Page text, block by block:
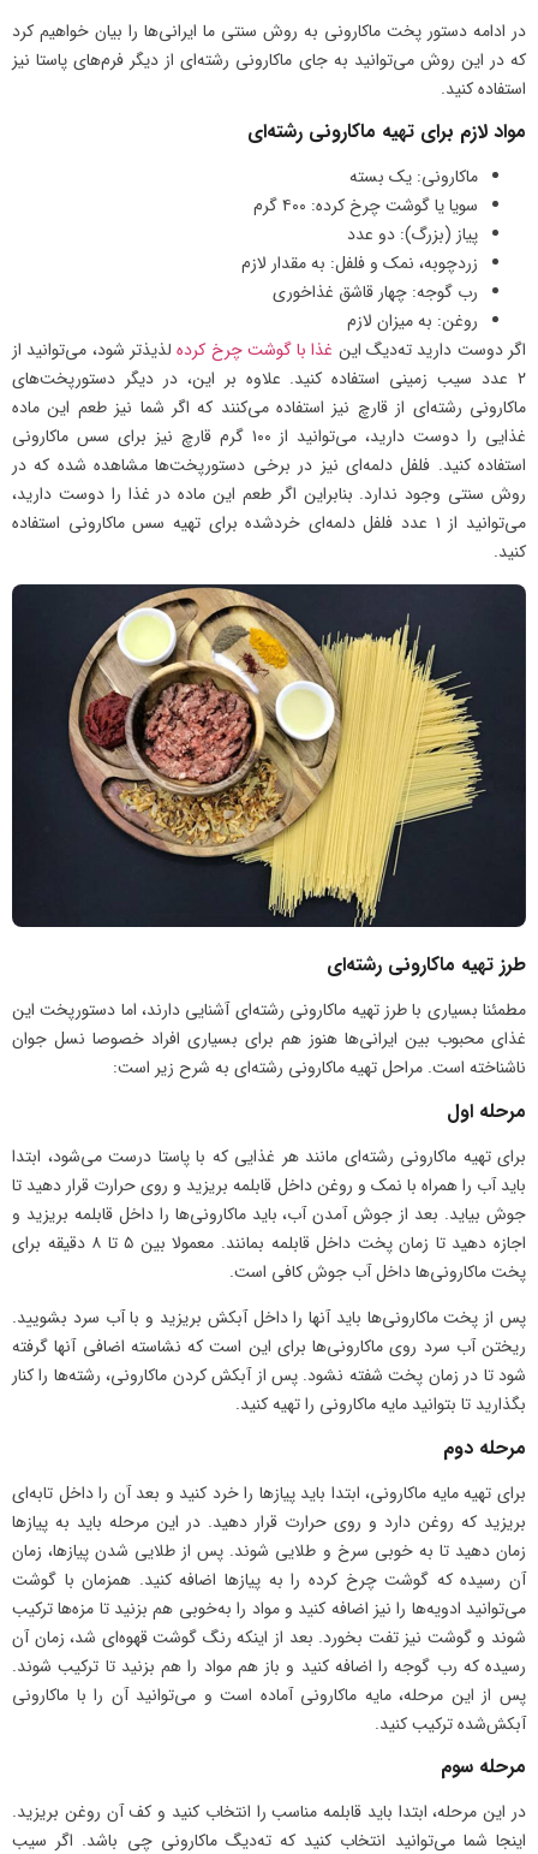
در ادامه دستور پخت ماکارونی به روش سنتی ما ایرانی‌ها را بیان خواهیم کرد
که در این روش می‌توانید به جای ماکارونی رشته‌ای از دیگر فرم‌های پاستا نیز
استفاده کنید.
مواد لازم برای تهیه ماکارونی رشته‌ای
ماکارونی: یک بسته
سویا یا گوشت چرخ کرده: ۴۰۰ گرم
پیاز (بزرگ): دو عدد
زردچوبه، نمک و فلفل: به مقدار لازم
رب گوجه: چهار قاشق غذاخوری
روغن: به میزان لازم
اگر دوست دارید ته‌دیگ این غذا با گوشت چرخ کردهلذیذتر شود، می‌توانید از
۲ عدد سیب زمینی استفاده کنید. علاوه بر این، در دیگر دستورپخت‌های
ماکارونی رشته‌ای از قارچ نیز استفاده می‌کنند که اگر شما نیز طعم این ماده
غذایی را دوست دارید، می‌توانید از ۱۰۰ گرم قارچ نیز برای سس ماکارونی
استفاده کنید. فلفل دلمه‌ای نیز در برخی دستورپخت‌ها مشاهده شده که در
روش سنتی وجود ندارد. بنابراین اگر طعم این ماده در غذا را دوست دارید،
می‌توانید از ۱ عدد فلفل دلمه‌ای خردشده برای تهیه سس ماکارونی استفاده
کنید.
طرز تهیه ماکارونی رشته‌ای
مطمئنا بسیاری با طرز تهیه ماکارونی رشته‌ای آشنایی دارند، اما دستورپخت این
غذای محبوب بین ایرانی‌ها هنوز هم برای بسیاری افراد خصوصا نسل جوان
ناشناخته است. مراحل تهیه ماکارونی رشته‌ای به شرح زیر است:
مرحله اول
برای تهیه ماکارونی رشته‌ای مانند هر غذایی که با پاستا درست می‌شود، ابتدا
باید آب را همراه با نمک و روغن داخل قابلمه بریزید و روی حرارت قرار دهید تا
جوش بیاید. بعد از جوش آمدن آب، باید ماکارونی‌ها را داخل قابلمه بریزید و
اجازه دهید تا زمان پخت داخل قابلمه بمانند. معمولا بین ۵ تا ۸ دقیقه برای
پخت ماکارونی‌ها داخل آب جوش کافی است.
پس از پخت ماکارونی‌ها باید آنها را داخل آبکش بریزید و با آب سرد بشویید.
ریختن آب سرد روی ماکارونی‌ها برای این است که نشاسته اضافی آنها گرفته
شود تا در زمان پخت شفته نشود. پس از آبکش کردن ماکارونی، رشته‌ها را کنار
بگذارید تا بتوانید مایه ماکارونی را تهیه کنید.
مرحله دوم
برای تهیه مایه ماکارونی، ابتدا باید پیازها را خرد کنید و بعد آن را داخل تابه‌ای
بریزید که روغن دارد و روی حرارت قرار دهید. در این مرحله باید به پیازها
زمان دهید تا به خوبی سرخ و طلایی شوند. پس از طلایی شدن پیازها، زمان
آن رسیده که گوشت چرخ کرده را به پیازها اضافه کنید. همزمان با گوشت
می‌توانید ادویه‌ها را نیز اضافه کنید و مواد را به‌خوبی هم بزنید تا مزه‌ها ترکیب
شوند و گوشت نیز تفت بخورد. بعد از اینکه رنگ گوشت قهوه‌ای شد، زمان آن
رسیده که رب گوجه را اضافه کنید و باز هم مواد را هم بزنید تا ترکیب شوند.
پس از این مرحله، مایه ماکارونی آماده است و می‌توانید آن را با ماکارونی
آبکش‌شده ترکیب کنید.
مرحله سوم
در این مرحله، ابتدا باید قابلمه مناسب را انتخاب کنید و کف آن روغن بریزید.
اینجا شما می‌توانید انتخاب کنید که ته‌دیگ ماکارونی چی باشد. اگر سیب